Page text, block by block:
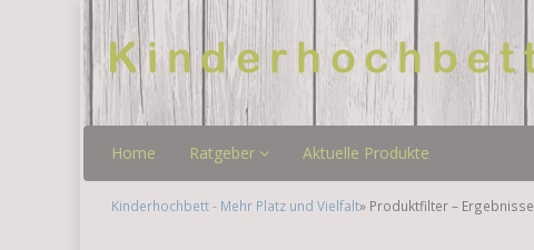
Home Ratgeber Aktuelle Produkte
Kinderhochbett - Mehr Platz und Vielfalt» Produktfilter – Ergebnisse